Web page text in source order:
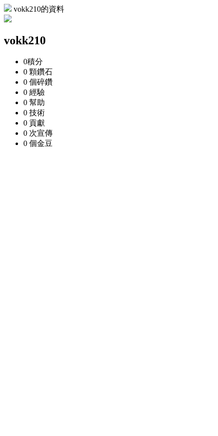
vokk210的資料
vokk210
0積分
0 顆鑽石
0 個碎鑽
0 經驗
0 幫助
0 技術
0 貢獻
0 次宣傳
0 個金豆